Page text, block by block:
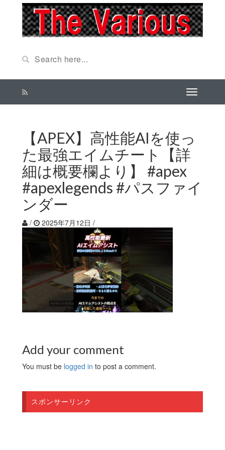
【APEX】高性能AIを使っ
た最強エイムチート【詳
細は概要欄より】 #apex
#apexlegends #パスファイ
ンダー
/ 2025年7月12日 /
Add your comment
You must be logged in to post a comment.
スポンサーリンク